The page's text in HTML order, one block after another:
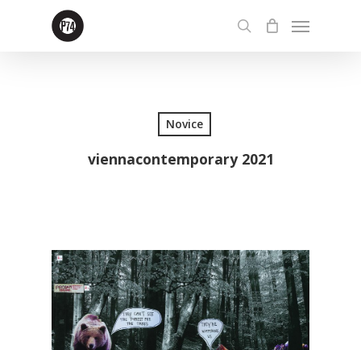
search
Menu
Novice
viennacontemporary 2021